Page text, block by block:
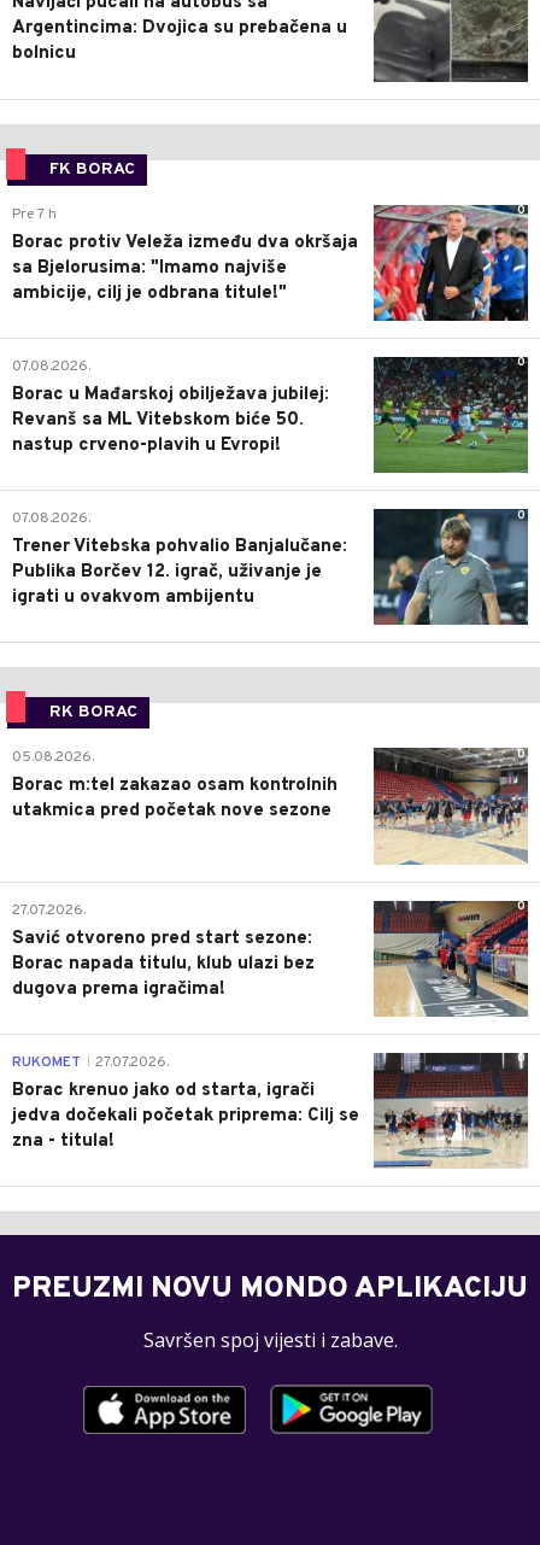
Argentincima: Dvojica su prebačena u
bolnicu
FK BORAC
0
Pre 7 h
Borac protiv Veleža između dva okršaja
sa Bjelorusima: "Imamo najviše
ambicije, cilj je odbrana titule!"
0
07.08.2026.
Borac u Mađarskoj obilježava jubilej:
Revanš sa ML Vitebskom biće 50.
nastup crveno-plavih u Evropi!
0
07.08.2026.
Trener Vitebska pohvalio Banjalučane:
Publika Borčev 12. igrač, uživanje je
igrati u ovakvom ambijentu
RK BORAC
0
05.08.2026.
Borac m:tel zakazao osam kontrolnih
utakmica pred početak nove sezone
0
27.07.2026.
Savić otvoreno pred start sezone:
Borac napada titulu, klub ulazi bez
dugova prema igračima!
0
RUKOMET 27.07.2026.
Borac krenuo jako od starta, igrači
jedva dočekali početak priprema: Cilj se
zna - titula!
PREUZMI NOVU MONDO APLIKACIJU
Savršen spoj vijesti i zabave.